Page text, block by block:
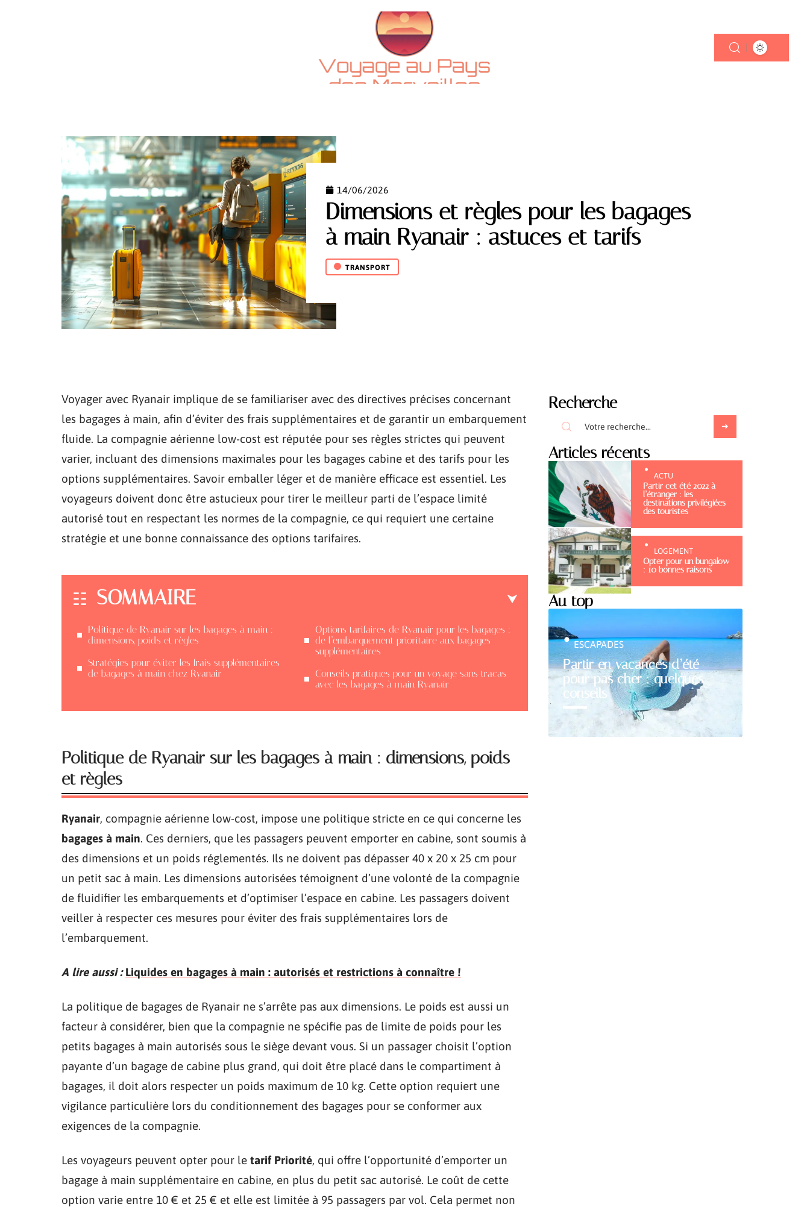
14/06/2026
Dimensions et règles pour les bagages
à main Ryanair : astuces et tarifs
TRANSPORT
Voyager avec Ryanair implique de se familiariser avec des directives précises concernant
les bagages à main, afin d’éviter des frais supplémentaires et de garantir un embarquement
fluide. La compagnie aérienne low-cost est réputée pour ses règles strictes qui peuvent
varier, incluant des dimensions maximales pour les bagages cabine et des tarifs pour les
options supplémentaires. Savoir emballer léger et de manière efficace est essentiel. Les
voyageurs doivent donc être astucieux pour tirer le meilleur parti de l’espace limité
autorisé tout en respectant les normes de la compagnie, ce qui requiert une certaine
stratégie et une bonne connaissance des options tarifaires.
SOMMAIRE
Politique de Ryanair sur les bagages à main :
dimensions, poids et règles
Stratégies pour éviter les frais supplémentaires
de bagages à main chez Ryanair
Options tarifaires de Ryanair pour les bagages :
de l’embarquement prioritaire aux bagages
supplémentaires
Conseils pratiques pour un voyage sans tracas
avec les bagages à main Ryanair
Politique de Ryanair sur les bagages à main : dimensions, poids
et règles
Ryanair, compagnie aérienne low-cost, impose une politique stricte en ce qui concerne les
bagages à main. Ces derniers, que les passagers peuvent emporter en cabine, sont soumis à
des dimensions et un poids réglementés. Ils ne doivent pas dépasser 40 x 20 x 25 cm pour
un petit sac à main. Les dimensions autorisées témoignent d’une volonté de la compagnie
de fluidifier les embarquements et d’optimiser l’espace en cabine. Les passagers doivent
veiller à respecter ces mesures pour éviter des frais supplémentaires lors de
l’embarquement.
A lire aussi : Liquides en bagages à main : autorisés et restrictions à connaître !
La politique de bagages de Ryanair ne s’arrête pas aux dimensions. Le poids est aussi un
facteur à considérer, bien que la compagnie ne spécifie pas de limite de poids pour les
petits bagages à main autorisés sous le siège devant vous. Si un passager choisit l’option
payante d’un bagage de cabine plus grand, qui doit être placé dans le compartiment à
bagages, il doit alors respecter un poids maximum de 10 kg. Cette option requiert une
vigilance particulière lors du conditionnement des bagages pour se conformer aux
exigences de la compagnie.
Les voyageurs peuvent opter pour le tarif Priorité, qui offre l’opportunité d’emporter un
bagage à main supplémentaire en cabine, en plus du petit sac autorisé. Le coût de cette
option varie entre 10 € et 25 € et elle est limitée à 95 passagers par vol. Cela permet non
Recherche
Articles récents
ACTU
Partir cet été 2022 à
l’étranger : les
destinations privilégiées
des touristes
LOGEMENT
Opter pour un bungalow
: 10 bonnes raisons
Au top
Partir en vacances d’été
pour pas cher : quelques
conseils
ESCAPADES